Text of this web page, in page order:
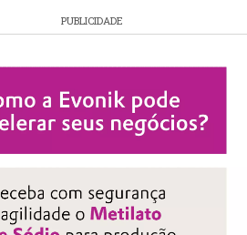
PUBLICIDADE